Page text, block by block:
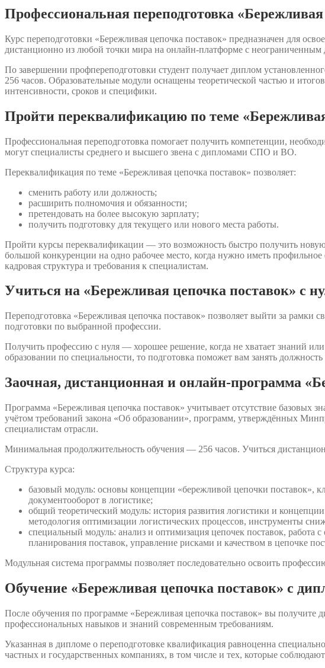
Профессиональная переподготовка
Курс переподготовки «Бережливая цепочка поставок» предназначен для
дистанционно из любой точки мира на онлайн-платформе с неограниченным
По завершении профпереподготовки студент получает диплом
256 часов. Образовательные модули оснащены теоретической частью и
интенсивности, сроков и специфики.
Пройти переквалификацию по теме
Профессиональная переподготовка помогает получить компетенции,
могут специалисты среднего и высшего звена с дипломами СПО и ВО.
Переквалификация по теме «Бережливая цепочка поставок» позволяет:
сменить работу или должность;
расширить полномочия и обязанности;
претендовать на более высокую зарплату;
получить подготовку для текущего или нового места работы.
Пройти курсы переквалификации — это возможность быстро получить
большой конкуренции на одно рабочее место, когда нужно иметь
кадровая структура и требования к специалистам.
Учиться на «Бережливая цепочка поставок» с
Переподготовка «Бережливая цепочка поставок» позволяет выйти за
подготовки по выбранной профессии.
Получить профессию с нуля — хорошее решение, когда не хватает знаний
образовании по специальности, то подготовка поможет вам занять
Заочная, дистанционная и онлайн-программа
Программа «Бережливая цепочка поставок» учитывает отсутствие
учётом требований закона «Об образовании», программ, утверждённых
специалистам отрасли.
Минимальная продолжительность обучения — 256 часов. Учиться
Структура курса:
базовый модуль: основы концепции «бережливой цепочки поставок»,
документооборот в логистике;
общий теоретический модуль: история развития логистики и
методология оптимизации логистических процессов, инструменты
специальный модуль: анализ и оптимизация цепочек поставок,
планирования поставок, управление рисками и качеством в цепочке
Модульная система программы позволяет последовательно освоить
Обучение «Бережливая цепочка поставок» с
После обучения по программе «Бережливая цепочка поставок» вы получите
профессиональных навыков и знаний современным требованиям.
Указанная в дипломе о переподготовке квалификация равноценна
частных и государственных компаниях, в том числе и тех, которые